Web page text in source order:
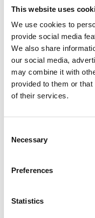
This website uses
We use cookies to
provide social media
We also share
our social media,
may combine it with
provided to them or
of their services.
Selection
Necessary
Preferences
Statistics
yhteisten,
tarvitaan
sidosryhmä- ja
Sähköisen
kasvaa
Vuoden aikana
yhteydenottoja
Puhelin oli
Otimme
kuukausi
tyytyväisiä, kun